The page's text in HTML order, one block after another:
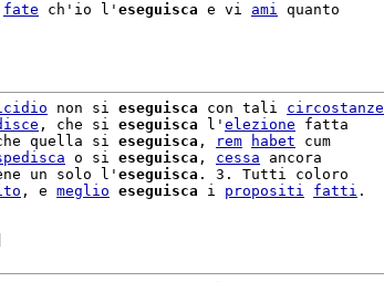
fate ch'io l' eseguisca e vi ami quanto
non si eseguisca con tali circostanze
, che si eseguisca l' elezione fatta
quella si
eseguisca , rem habet cum
o si eseguisca , cessa ancora
un solo l'
eseguisca . 3. Tutti coloro
, e meglio eseguisca i propositi fatti .